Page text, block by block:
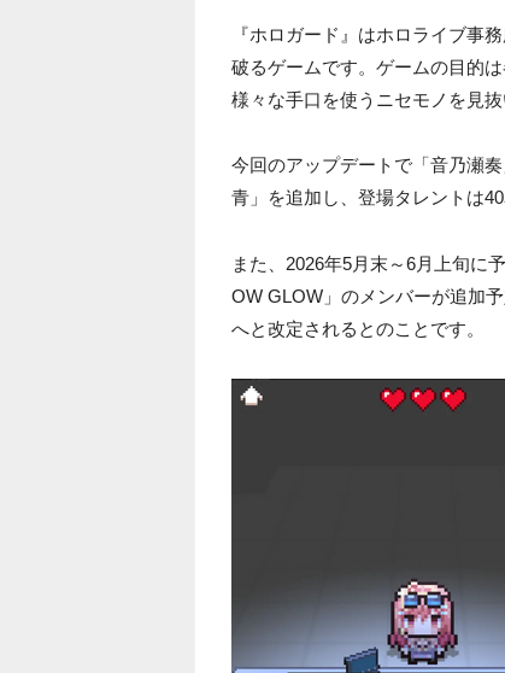
『ホロガード』はホロライブ事
破るゲームです。ゲームの目的
様々な手口を使うニセモノを見抜
今回のアップデートで「音乃瀬
青」を追加し、登場タレントは40
また、2026年5月末～6月上旬に
OW GLOW」のメンバーが追加
へと改定されるとのことです。